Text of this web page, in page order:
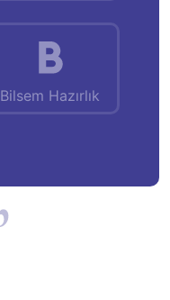
Bilsem Hazırlık